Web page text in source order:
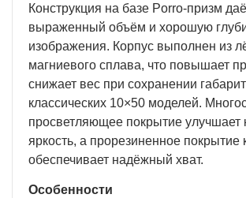
Конструкция на базе Porro-призм
выраженный объём и хорошую
изображения. Корпус выполнен из
магниевого сплава, что повышает
снижает вес при сохранении
классических 10×50 моделей.
просветляющее покрытие улучшает
яркость, а прорезиненное покрытие
обеспечивает надёжный хват.
Особенности